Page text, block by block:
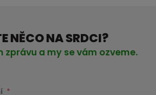
NĚCO NA SRDCI?
zprávu a my se vám ozveme.
*